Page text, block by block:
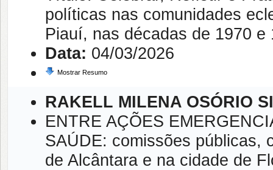
políticas nas comunidades
Piauí, nas décadas de 1970 e
Data: 04/03/2026
Mostrar Resumo
RAKELL MILENA OSÓRIO
ENTRE AÇÕES
SAÚDE: comissões públicas,
de Alcântara e na cidade de